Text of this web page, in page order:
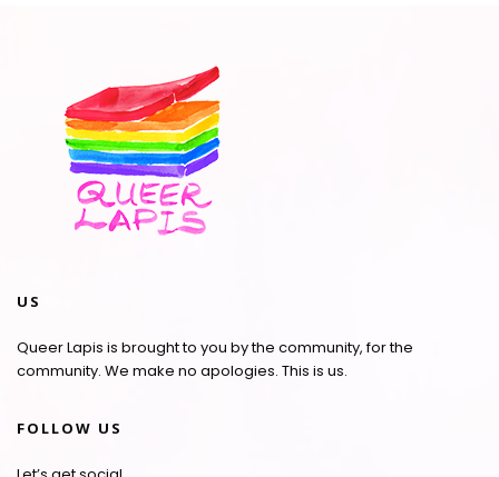
US
Queer Lapis is brought to you by the community, for the
community. We make no apologies. This is us.
FOLLOW US